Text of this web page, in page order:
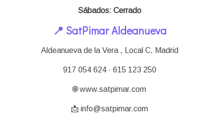
Sábados: Cerrado
📍 SatPimar Aldeanueva
Aldeanueva de la Vera , Local C, Madrid
917 054 624 · 615 123 250
🌐 www.satpimar.com
📩 info@satpimar.com